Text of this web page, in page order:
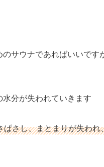
サウナであればいいで
分が失われていきます
さし、まとまりが失わ